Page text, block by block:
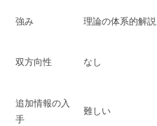
強み 理論の体系的解説
双方向性 なし
追加情報の入
手
難しい